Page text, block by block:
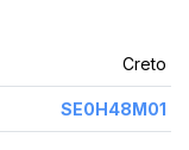
Creto
SE0H48M01